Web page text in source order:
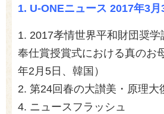
1. U-ONEニュース 2017年3月
1. 2017孝情世界平和財団奨
奉仕賞授賞式における真のお
年2月5日、韓国）
2. 第24回春の大讃美・原理大
4. ニュースフラッシュ